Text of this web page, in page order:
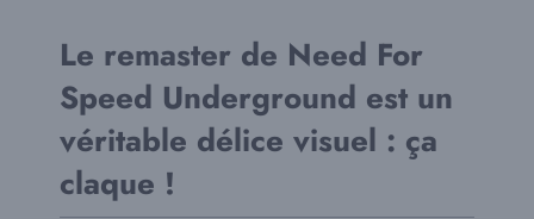
Le remaster de Need For
Speed ​​Underground est un
véritable délice visuel : ça
claque !